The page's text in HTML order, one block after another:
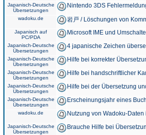
Japanisch-Deutsche
Übersetzungen
Nintendo 3DS
wadoku.de 岩戸 / Löschungen von
Japanisch auf
PC/PDA
Microsoft IME und
Japanisch-Deutsche
Übersetzungen
4 japanische Zeichen
Japanisch-Deutsche
Übersetzungen
Hilfe bei korrekter
Japanisch-Deutsche
Übersetzungen
Hilfe bei handschriftlicher
Japanisch-Deutsche
Übersetzungen
Hilfe bei der Übersetzung
Japanisch-Deutsche
Übersetzungen
Erscheinungsjahr eines
wadoku.de Nutzung von Wadoku-Daten
Japanisch-Deutsche
Übersetzungen
Brauche Hilfe bei